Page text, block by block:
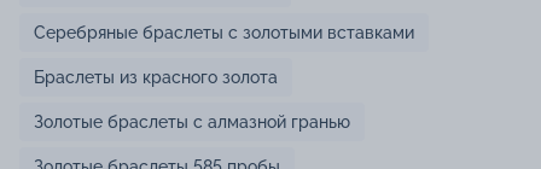
Серебряные браслеты с золотыми вставками
Браслеты из красного золота
Золотые браслеты с алмазной гранью